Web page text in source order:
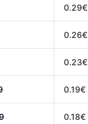
0.29€
0.26€
0.23€
0.19€
0.18€